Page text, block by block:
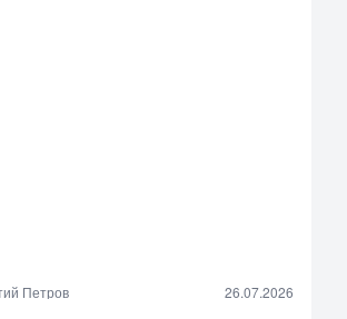
Петров 26.07.2026